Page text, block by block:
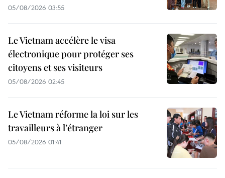
05/08/2026 03:55
Le Vietnam accélère le visa
électronique pour protéger ses
citoyens et ses visiteurs
05/08/2026 02:45
Le Vietnam réforme la loi sur les
travailleurs à l’étranger
05/08/2026 01:41